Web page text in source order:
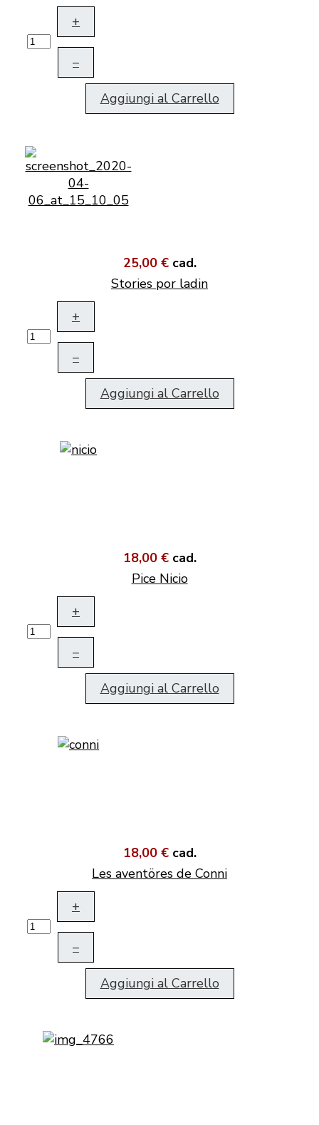
+
–
Aggiungi al Carrello
25,00 € cad.
Stories por ladin
+
–
Aggiungi al Carrello
18,00 € cad.
Pice Nicio
+
–
Aggiungi al Carrello
18,00 € cad.
Les aventöres de Conni
+
–
Aggiungi al Carrello